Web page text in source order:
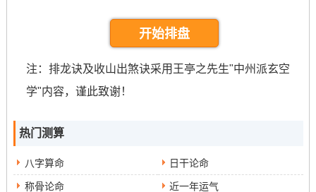
开始排盘
注：排龙诀及收山出煞诀采用王亭之先生"中州派玄空
学"内容，谨此致谢！
热门测算
八字算命 日干论命
称骨论命 近一年运气